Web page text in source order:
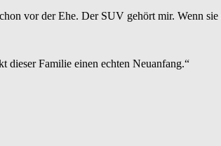
vor der Ehe. Der SUV gehört mir. Wenn
dieser Familie einen echten Neuanfang.“